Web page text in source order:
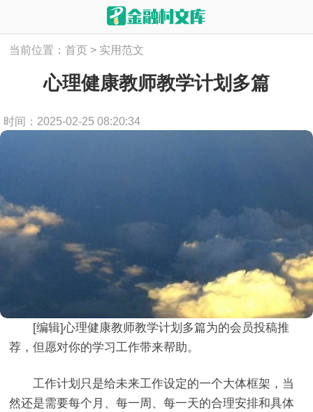
当前位置：首页 > 实用范文
心理健康教师教学计划多篇
时间：2025-02-25 08:20:34
[编辑]心理健康教师教学计划多篇为的会员投稿推
荐，但愿对你的学习工作带来帮助。
工作计划只是给未来工作设定的一个大体框架，当
然还是需要每个月、每一周、每一天的合理安排和具体